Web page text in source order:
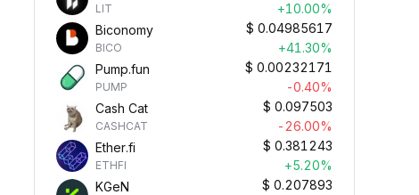
LIT
+10.00%
Biconomy
BICO
$ 0.04985617
+41.30%
Pump.fun
PUMP
$ 0.00232171
-0.40%
Cash Cat
CASHCAT
$ 0.097503
-26.00%
Ether.fi
ETHFI
$ 0.381243
+5.20%
KGeN
$ 0.207893